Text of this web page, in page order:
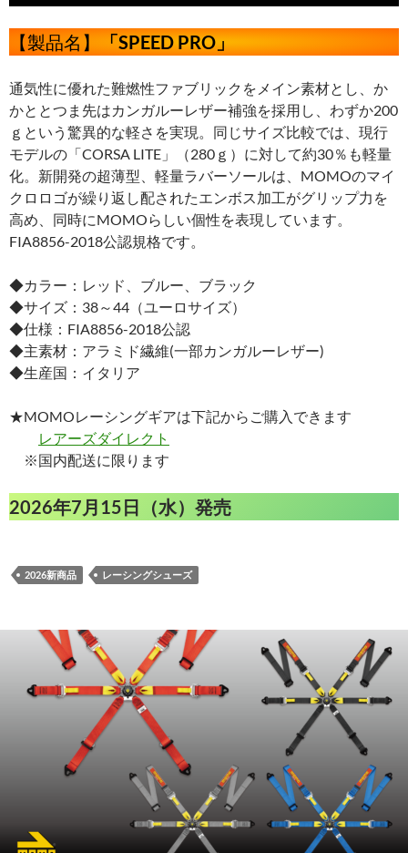
【製品名】 「SPEED PRO」
通気性に優れた難燃性ファブリックをメイン素材とし、か
かととつま先はカンガルーレザー補強を採用し、わずか200
ｇという驚異的な軽さを実現。同じサイズ比較では、現行
モデルの「CORSA LITE」（280ｇ）に対して約30％も軽量
化。新開発の超薄型、軽量ラバーソールは、MOMOのマイ
クロロゴが繰り返し配されたエンボス加工がグリップ力を
高め、同時にMOMOらしい個性を表現しています。
FIA8856-2018公認規格です。
◆カラー：レッド、ブルー、ブラック
◆サイズ：38～44（ユーロサイズ）
◆仕様：FIA8856-2018公認
◆主素材：アラミド繊維(一部カンガルーレザー)
◆生産国：イタリア
★MOMOレーシングギアは下記からご購入できます
レアーズダイレクト
※国内配送に限ります
2026年7月15日（水）発売
2026新商品 レーシングシューズ